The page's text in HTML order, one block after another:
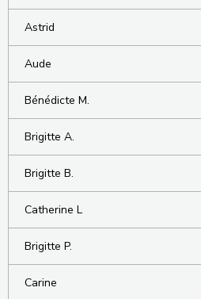
Astrid
Aude
Bénédicte M.
Brigitte A.
Brigitte B.
Catherine L
Brigitte P.
Carine